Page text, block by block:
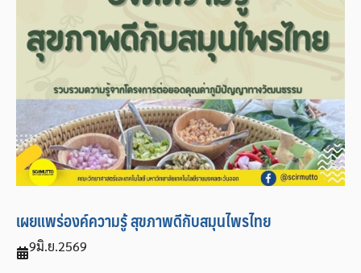
เผยแพร่องค์ความรู้ สุขภาพดีกับสมุนไพรไทย
9มิ.ย.2569